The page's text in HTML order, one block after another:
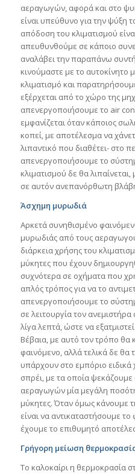
αεραγωγών, αφορά και στο
είναι υπεύθυνο για την ψύξη
απόδοση του κλιματισμού
απευθυνθούμε σε κάποιο
αναλάβει την παραπάνω
κινούμαστε με το αυτοκίνητο
κλιματισμό και
εξέρχεται από το χώρο της
απενεργοποιήσουμε το air
εμφανίζεται όταν κάποιος
κοπεί, με αποτέλεσμα να
λιπαντικό που διαθέτει- στο
απενεργοποιήσουμε το
κλιματισμού δε θα
σε αυτόν ανεπανόρθωτη
Άσχημη μυρωδιά
Αρκετά συνηθισμένο
μυρωδιάς από τους
διάρκεια χρήσης του
μύκητες που έχουν
συχνότερα σε οχήματα που
απλός τρόπος για να το
απενεργοποιήσουμε το
σε λειτουργία τον
λίγα λεπτά, ώστε να
Βέβαια, με αυτό τον τρόπο
φαινόμενο, αλλά τελικά δε
υπάρχουν στο εμπόριο
σπρέι, με τα οποία
αεραγωγών μία μεγάλη
μύκητες. Όταν όμως κάνουμε
είναι να αντικαταστήσουμε
έχουμε το επιθυμητό
Γρήγορη μείωση
Το καλοκαίρι η θερμοκρασία